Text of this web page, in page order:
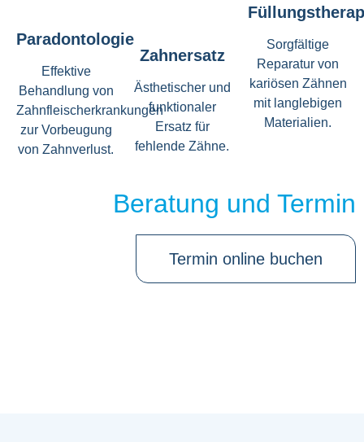
Paradontologie
Effektive
Behandlung von
Zahnfleischerkrankungen
zur Vorbeugung
von Zahnverlust.
Zahnersatz
Ästhetischer und
funktionaler
Ersatz für
fehlende Zähne.
Sorgfältige
Reparatur von
kariösen Zähnen
mit langlebigen
Materialien.
Beratung und Termin
Termin online buchen